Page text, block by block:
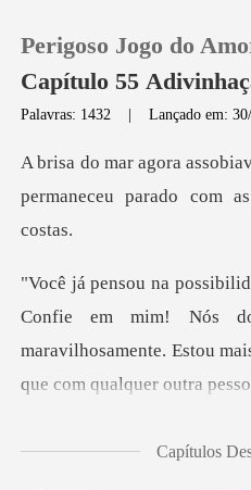
Histórico
Sair
Perigoso Jogo do
Capítulo 55
Palavras: 1432 |Lançado em:
permaneceu parado c
e em mim! Nós
maravilhosamente. Estou
Capítulos